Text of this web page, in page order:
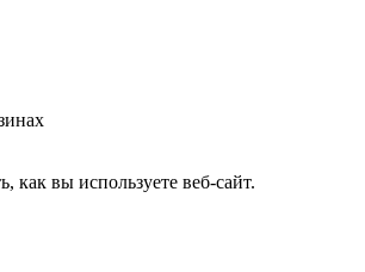
вы используете веб-сайт.